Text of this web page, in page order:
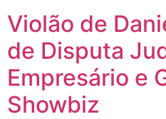
Violão de
de Disputa
Empresário e
Showbiz